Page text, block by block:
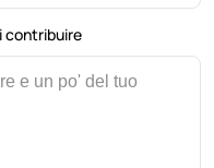
contribuire